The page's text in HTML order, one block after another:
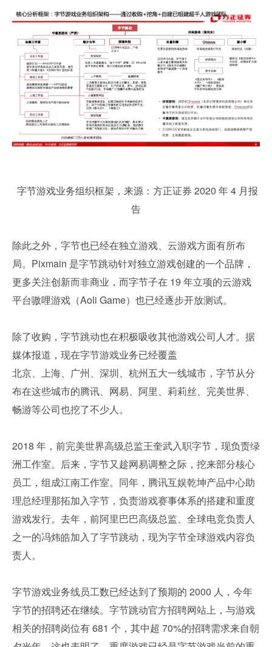
字节游戏业务组织框架，来源：方正证券 2020 年 4 月报
告
除此之外，字节也已经在独立游戏、云游戏方面有所布
局。Pixmain 是字节跳动针对独立游戏创建的一个品牌，
更多关注创新而非商业，而字节子在 19 年立项的云游戏
平台嗷哩游戏（Aoli Game）也已经逐步开放测试。
除了收购，字节跳动也在积极吸收其他游戏公司人才。据
媒体报道，现在字节游戏业务已经覆盖
北京、上海、广州、深圳、杭州五大一线城市，字节从分
布在这些城市的腾讯、网易、阿里、莉莉丝、完美世界、
畅游等公司也挖了不少人。
2018 年，前完美世界高级总监王奎武入职字节，现负责绿
洲工作室。后来，字节又趁网易调整之际，挖来部分核心
员工，组成江南工作室。同年，腾讯互娱乾坤产品中心助
理总经理那拓加入字节，负责游戏赛事体系的搭建和重度
游戏发行。去年，前阿里巴巴高级总监、全球电竞负责人
之一的冯炜皓加入了字节跳动，现为字节全球游戏内容负
责人。
字节游戏业务线员工数已经达到了预期的 2000 人，今年
字节的招聘还在继续。字节跳动官方招聘网站上，与游戏
相关的招聘岗位有 681 个，其中超 70%的招聘需求来自朝